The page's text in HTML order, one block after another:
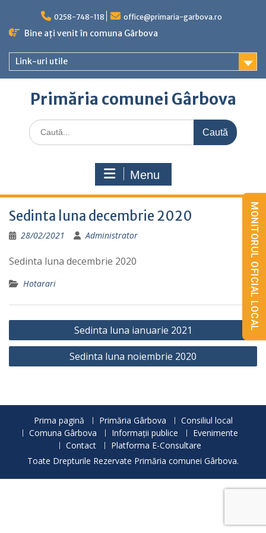
content
0258-748-118 office@primaria-garbova.ro
Bine ați venit în comuna Gârbova
Link-uri utile
Primăria comunei Gârbova
Caută
for:
Menu
Sedinta luna decembrie 2020
28/02/2021 Administrator
Sedinta luna decembrie 2020
Hotarari
Navigare
în
Sedinta luna ianuarie 2021
Sedinta luna noiembrie 2020
Prima pagină Primăria Gârbova
Consiliul local
Comuna Gârbova
Informații publice
Evenimente
Contact
Platforma E-Consultare
Toate Drepturile Rezervate Primăria comunei Gârbova.
MONITORUL OFICIAL LOCAL